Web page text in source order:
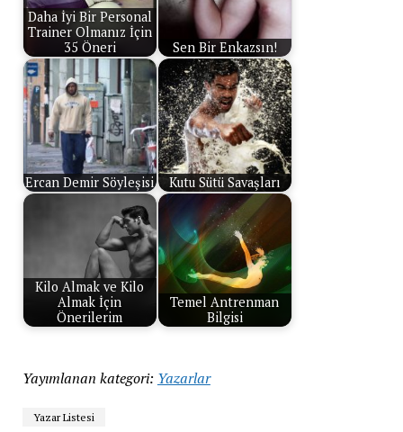
Daha İyi Bir Personal
Trainer Olmanız İçin
35 Öneri
Sen Bir Enkazsın!
Ercan Demir Söyleşisi Kutu Sütü Savaşları
Kilo Almak ve Kilo
Almak İçin
Önerilerim
Temel Antrenman
Bilgisi
Yayımlanan kategori: Yazarlar
Yazar Listesi